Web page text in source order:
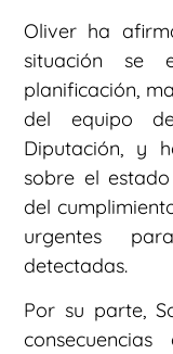
Oliver ha
situación se
planificación,
del equipo
Diputación, y
sobre el
del
urgentes
detectadas.
Por su parte,